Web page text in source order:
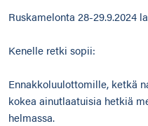
Ruskamelonta 28-29.9.2024
Kenelle retki sopii:
Ennakkoluulottomille, ketkä
kokea ainutlaatuisia hetkiä
helmassa.